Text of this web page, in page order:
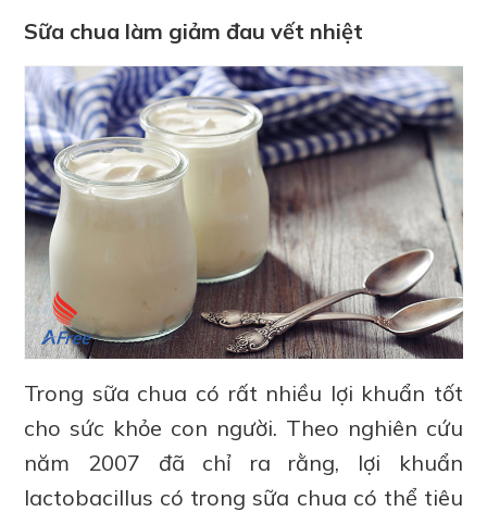
Sữa chua làm giảm đau vết nhiệt
Trong sữa chua có rất nhiều lợi khuẩn tốt
cho sức khỏe con người. Theo nghiên cứu
năm 2007 đã chỉ ra rằng, lợi khuẩn
lactobacillus có trong sữa chua có thể tiêu